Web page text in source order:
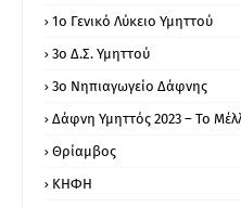
1ο Γενικό Λύκειο Υμηττού
3ο Δ.Σ. Υμηττού
3ο Νηπιαγωγείο Δάφνης
Δάφνη Υμηττός 2023 – Το
Θρίαμβος
ΚΗΦΗ